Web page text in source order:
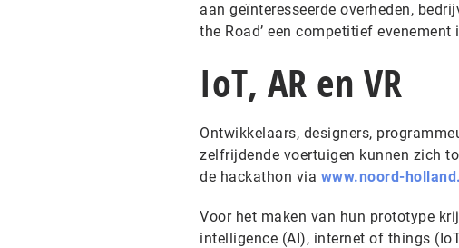
aan geïnteresseerde overheden,
the Road’ een competitief
IoT, AR en VR
Ontwikkelaars, designers,
zelfrijdende voertuigen kunnen zich
de hackathon via www.noord-
Voor het maken van hun prototype
intelligence (AI), internet of things